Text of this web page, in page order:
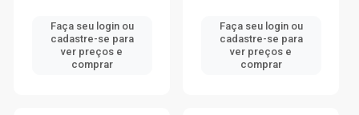
Faça seu login ou
cadastre-se para
ver preços e
comprar
Faça seu login ou
cadastre-se para
ver preços e
comprar